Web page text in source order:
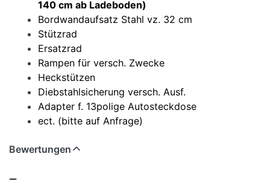
140 cm ab Ladeboden)
Bordwandaufsatz Stahl vz. 32 cm
Stützrad
Ersatzrad
Rampen für versch. Zwecke
Heckstützen
Diebstahlsicherung versch. Ausf.
Adapter f. 13polige Autosteckdose
ect. (bitte auf Anfrage)
Bewertungen